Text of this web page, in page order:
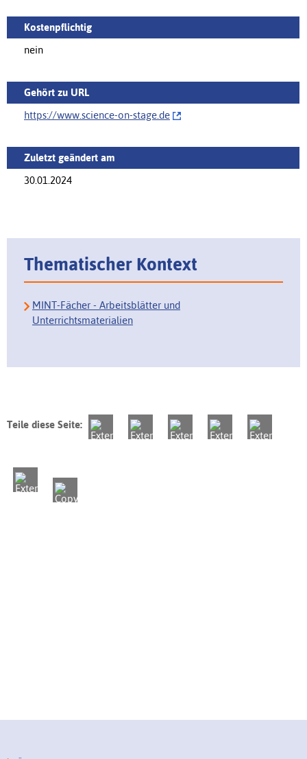
Kostenpflichtig
nein
Gehört zu URL
https://‌www.science-on-stage.de
Zuletzt geändert am
30.01.2024
Thematischer Kontext
MINT-Fächer - Arbeitsblätter und
Unterrichtsmaterialien
Teile diese Seite: